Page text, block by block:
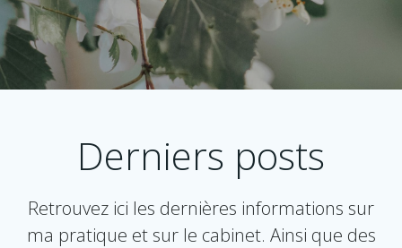
Derniers posts
Retrouvez ici les dernières informations sur
ma pratique et sur le cabinet. Ainsi que des